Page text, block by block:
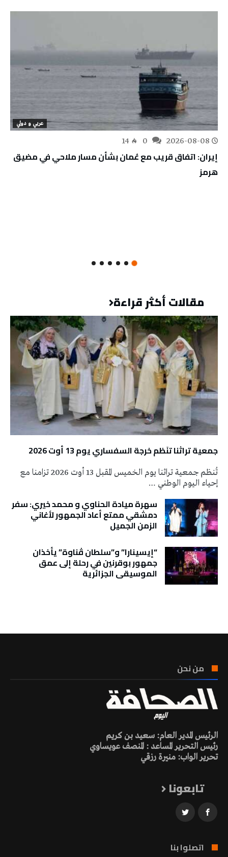
عربي و دولي
2026-08-08
14
إيران: اتفاق قريب مع عُمان بشأن مسار ملاحي في مضيق
هرمز
مقالات أكثر قراءة
جمعية تراثنا تنَظم خرجة السفساري يوم 13 أوت 2026
تُنظم جمعية تراثنا يوم الخميس المقبل 13 أوت 2026 تزامنا مع
إحياء اليوم الوطني …
سهرة ميادة الحناوي و محمد خيري: سفر
دمشقي ممتع أعاد الجمهور لأغاني
الزمن الجميل
“إيسينارا” و”سلطان ڤناوة” يأخذان
جمهور بوقرنين في رحلة إلى عمق
الموسيقى الجزائرية
من نحن
الرئيس المدير العام: سعيد بن كريم
رئيس التحرير المساعد : المنصف عويساوي
تحرير الواب: منيرة رزقي
تابعونا
اتصلوا بنا